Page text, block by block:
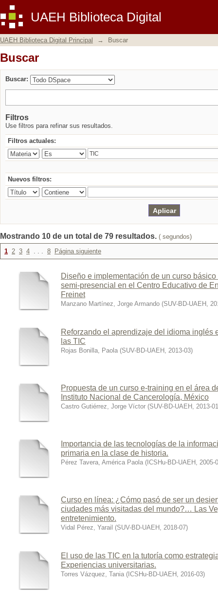
UAEH Biblioteca Digital
Buscar
UAEH Biblioteca Digital Principal → Buscar
Buscar
Buscar:
Filtros
Use filtros para refinar sus resultados.
Filtros actuales:
Nuevos filtros:
Mostrando 10 de un total de 79 resultados. ( segundos)
1 2 3 4 . . . 8 Página siguiente
Diseño e implementación de un curso
semi-presencial en el Centro Educativo de
Freinet
Manzano Martínez, Jorge Armando (SUV-BD-UAEH ,
Reforzando el aprendizaje del idioma inglés
las TIC
Rojas Bonilla, Paola (SUV-BD-UAEH , 2013-03)
Propuesta de un curso e-training en el área
Instituto Nacional de Cancerología, México
Castro Gutiérrez, Jorge Víctor (SUV-BD-UAEH , 2013-
Importancia de las tecnologías de la
primaria en la clase de historia.
Pérez Tavera, América Paola ( ICSHu-BD-UAEH , 2005-
Curso en línea: ¿Cómo pasó de ser un
ciudades más visitadas del mundo?… Las
entretenimiento.
Vidal Pérez, Yarail (SUV-BD-UAEH , 2018-07)
El uso de las TIC en la tutoría como
Experiencias universitarias.
Torres Vázquez, Tania ( ICSHu-BD-UAEH , 2016-03)